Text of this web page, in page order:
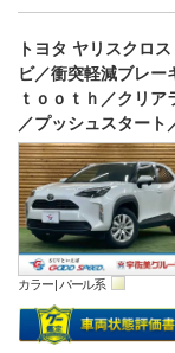
トヨタ ヤリスクロ
ビ／衝突軽減ブレー
ｔｏｏｔｈ／クリ
／プッシュスタート
カラー | パール系